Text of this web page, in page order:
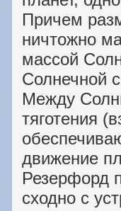
Причем
ничтожно
массой
Солнечной
Между
тяготения
движение
Резерфорд
сходно с